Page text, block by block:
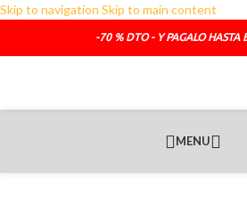
Skip to navigation Skip to main content
TELEFONO DE CONTACTO :
-70 % DTO - Y PAGALO HASTA
MENU